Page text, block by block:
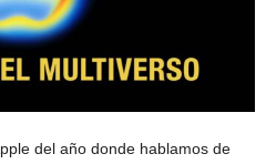
del año donde hablamos de